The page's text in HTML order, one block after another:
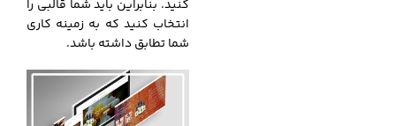
کنید. بنابراین باید شما قالبی را
انتخاب کنید که به زمینه کاری
شما تطابق داشته باشد.